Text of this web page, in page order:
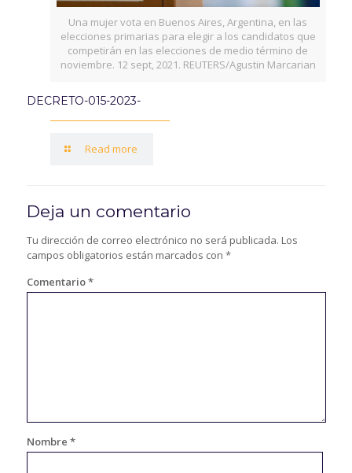
Una mujer vota en Buenos Aires, Argentina, en las
elecciones primarias para elegir a los candidatos que
competirán en las elecciones de medio término de
noviembre. 12 sept, 2021. REUTERS/Agustin Marcarian
DECRETO-015-2023-
Read more
Deja un comentario
Tu dirección de correo electrónico no será publicada. Los
campos obligatorios están marcados con *
Comentario*
Nombre *